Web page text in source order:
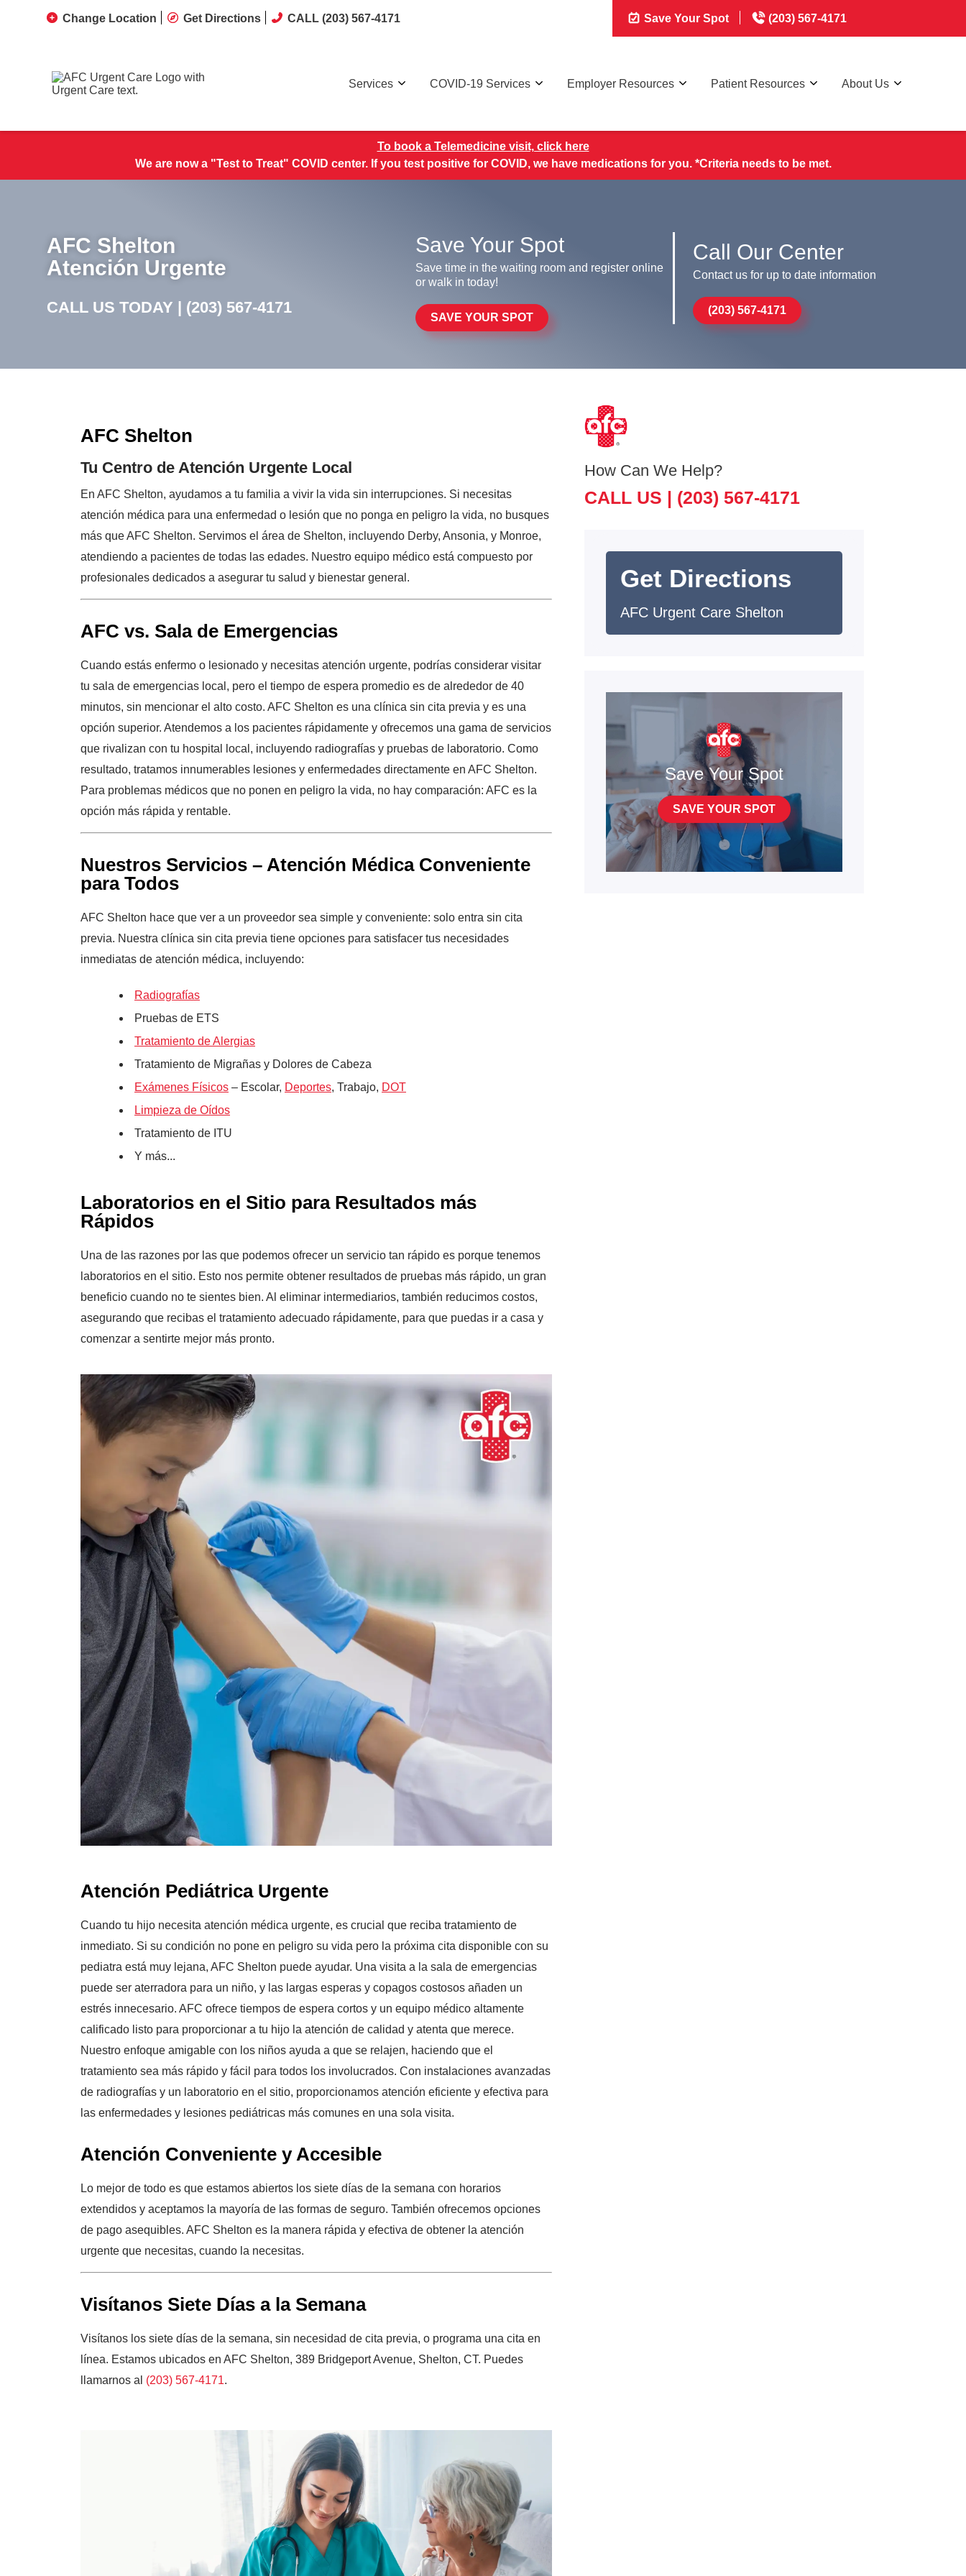
Change Location Get Directions CALL (203) 567-4171 Save Your Spot (203) 567-4171
Services COVID-19 Services Employer Resources Patient Resources About Us
To book a Telemedicine visit, click here
We are now a "Test to Treat" COVID center. If you test positive for COVID, we have medications for you. *Criteria needs to be met.
AFC Shelton
Atención Urgente
CALL US TODAY | (203) 567-4171
Save Your Spot
Save time in the waiting room and register online
or walk in today!
SAVE YOUR SPOT
Call Our Center
Contact us for up to date information
(203) 567-4171
AFC Shelton
Tu Centro de Atención Urgente Local
En AFC Shelton, ayudamos a tu familia a vivir la vida sin interrupciones. Si necesitas
atención médica para una enfermedad o lesión que no ponga en peligro la vida, no busques
más que AFC Shelton. Servimos el área de Shelton, incluyendo Derby, Ansonia, y Monroe,
atendiendo a pacientes de todas las edades. Nuestro equipo médico está compuesto por
profesionales dedicados a asegurar tu salud y bienestar general.
AFC vs. Sala de Emergencias
Cuando estás enfermo o lesionado y necesitas atención urgente, podrías considerar visitar
tu sala de emergencias local, pero el tiempo de espera promedio es de alrededor de 40
minutos, sin mencionar el alto costo. AFC Shelton es una clínica sin cita previa y es una
opción superior. Atendemos a los pacientes rápidamente y ofrecemos una gama de servicios
que rivalizan con tu hospital local, incluyendo radiografías y pruebas de laboratorio. Como
resultado, tratamos innumerables lesiones y enfermedades directamente en AFC Shelton.
Para problemas médicos que no ponen en peligro la vida, no hay comparación: AFC es la
opción más rápida y rentable.
Nuestros Servicios – Atención Médica Conveniente
para Todos
AFC Shelton hace que ver a un proveedor sea simple y conveniente: solo entra sin cita
previa. Nuestra clínica sin cita previa tiene opciones para satisfacer tus necesidades
inmediatas de atención médica, incluyendo:
Radiografías
Pruebas de ETS
Tratamiento de Alergias
Tratamiento de Migrañas y Dolores de Cabeza
Exámenes Físicos – Escolar, Deportes, Trabajo, DOT
Limpieza de Oídos
Tratamiento de ITU
Y más...
Laboratorios en el Sitio para Resultados más
Rápidos
Una de las razones por las que podemos ofrecer un servicio tan rápido es porque tenemos
laboratorios en el sitio. Esto nos permite obtener resultados de pruebas más rápido, un gran
beneficio cuando no te sientes bien. Al eliminar intermediarios, también reducimos costos,
asegurando que recibas el tratamiento adecuado rápidamente, para que puedas ir a casa y
comenzar a sentirte mejor más pronto.
Atención Pediátrica Urgente
Cuando tu hijo necesita atención médica urgente, es crucial que reciba tratamiento de
inmediato. Si su condición no pone en peligro su vida pero la próxima cita disponible con su
pediatra está muy lejana, AFC Shelton puede ayudar. Una visita a la sala de emergencias
puede ser aterradora para un niño, y las largas esperas y copagos costosos añaden un
estrés innecesario. AFC ofrece tiempos de espera cortos y un equipo médico altamente
calificado listo para proporcionar a tu hijo la atención de calidad y atenta que merece.
Nuestro enfoque amigable con los niños ayuda a que se relajen, haciendo que el
tratamiento sea más rápido y fácil para todos los involucrados. Con instalaciones avanzadas
de radiografías y un laboratorio en el sitio, proporcionamos atención eficiente y efectiva para
las enfermedades y lesiones pediátricas más comunes en una sola visita.
Atención Conveniente y Accesible
Lo mejor de todo es que estamos abiertos los siete días de la semana con horarios
extendidos y aceptamos la mayoría de las formas de seguro. También ofrecemos opciones
de pago asequibles. AFC Shelton es la manera rápida y efectiva de obtener la atención
urgente que necesitas, cuando la necesitas.
Visítanos Siete Días a la Semana
Visítanos los siete días de la semana, sin necesidad de cita previa, o programa una cita en
línea. Estamos ubicados en AFC Shelton, 389 Bridgeport Avenue, Shelton, CT. Puedes
llamarnos al (203) 567-4171.
How Can We Help?
CALL US | (203) 567-4171
Get Directions
AFC Urgent Care Shelton
Save Your Spot
SAVE YOUR SPOT